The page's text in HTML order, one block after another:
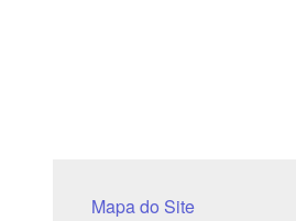
Mapa do Site